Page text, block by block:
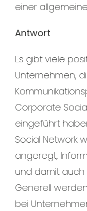
einer
Antwort
Es gibt viele
Unternehmen,
Corporate
eingeführt
Social Network
angeregt,
und damit auch
Generell
bei